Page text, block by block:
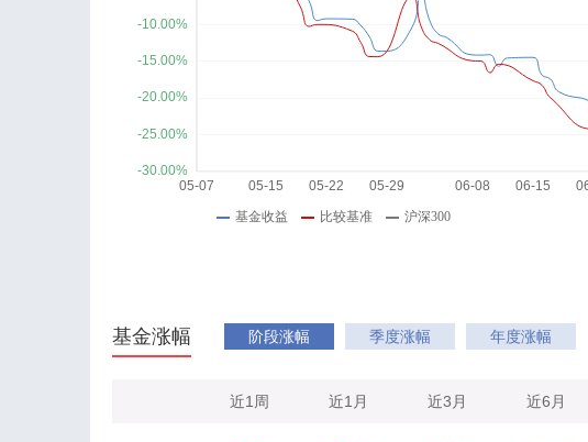
基金涨幅 阶段涨幅 季度涨幅 年度涨幅
近1周 近1月 近3月 近6月